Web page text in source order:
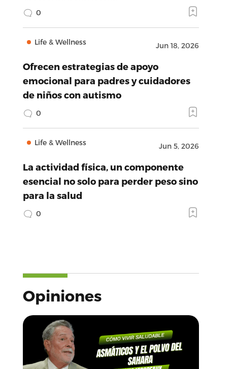
0
Life & Wellness Jun 18, 2026
Ofrecen estrategias de apoyo
emocional para padres y cuidadores
de niños con autismo
0
Life & Wellness Jun 5, 2026
La actividad física, un componente
esencial no solo para perder peso sino
para la salud
0
Opiniones